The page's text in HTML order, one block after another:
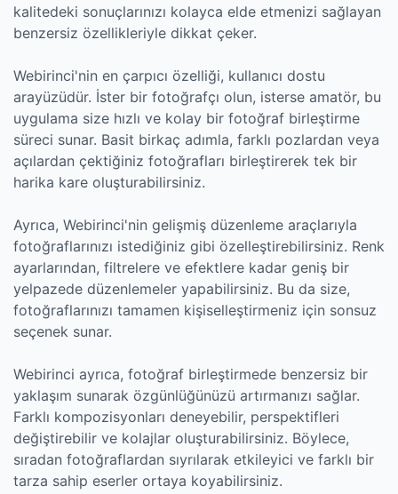
kalitedeki sonuçlarınızı kolayca elde etmenizi sağlayan
benzersiz özellikleriyle dikkat çeker.
Webirinci'nin en çarpıcı özelliği, kullanıcı dostu
arayüzüdür. İster bir fotoğrafçı olun, isterse amatör, bu
uygulama size hızlı ve kolay bir fotoğraf birleştirme
süreci sunar. Basit birkaç adımla, farklı pozlardan veya
açılardan çektiğiniz fotoğrafları birleştirerek tek bir
harika kare oluşturabilirsiniz.
Ayrıca, Webirinci'nin gelişmiş düzenleme araçlarıyla
fotoğraflarınızı istediğiniz gibi özelleştirebilirsiniz. Renk
ayarlarından, filtrelere ve efektlere kadar geniş bir
yelpazede düzenlemeler yapabilirsiniz. Bu da size,
fotoğraflarınızı tamamen kişiselleştirmeniz için sonsuz
seçenek sunar.
Webirinci ayrıca, fotoğraf birleştirmede benzersiz bir
yaklaşım sunarak özgünlüğünüzü artırmanızı sağlar.
Farklı kompozisyonları deneyebilir, perspektifleri
değiştirebilir ve kolajlar oluşturabilirsiniz. Böylece,
sıradan fotoğraflardan sıyrılarak etkileyici ve farklı bir
tarza sahip eserler ortaya koyabilirsiniz.